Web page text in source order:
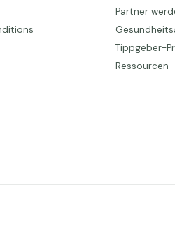
Partner
Tippgeber-
Ressourcen